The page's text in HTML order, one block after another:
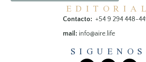
EDITORIAL
Contacto: +54 9 294 448-
mail: info@aire.life
SIGUENOS